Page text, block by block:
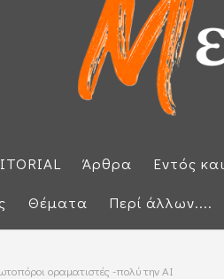
Άρθρα Εντός
Θέματα Περί άλλων....
οραματιστές -πολύ την ΑΙ